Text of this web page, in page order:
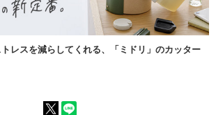
レスを減らしてくれる、「ミドリ」のカッター